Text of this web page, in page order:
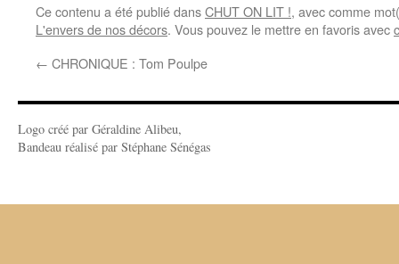
Ce contenu a été publié dansCHUT ON LIT !, avec comme
L'envers de nos décors. Vous pouvez le mettre en favoris avec
← CHRONIQUE : Tom Poulpe
Logo créé par Géraldine Alibeu,
Bandeau réalisé par Stéphane Sénégas